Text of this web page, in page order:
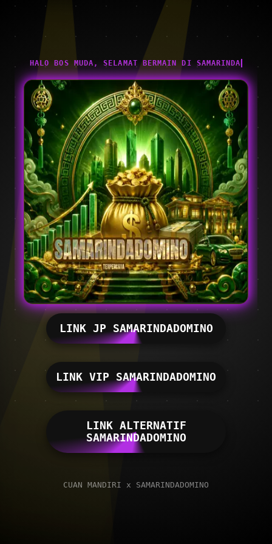
HALO BOS MUDA, SELAMAT BERMAIN DI SAMARINDADOMINO
LINK JP SAMARINDADOMINO
LINK VIP SAMARINDADOMINO
LINK ALTERNATIF
SAMARINDADOMINO
CUAN MANDIRI x SAMARINDADOMINO